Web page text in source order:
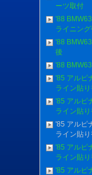
ーツ取付
'88
ライニング
'88
後
'88
'85 アルピ
ライン貼
'85 アルピ
ライン貼
'85 アルピ
ライン貼
'85 アルピ
ライン貼
'85 アルピ